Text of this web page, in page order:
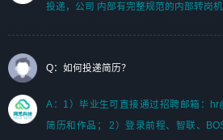
投递，公司 内部有完整规范的内部转岗
Q：如何投递简历？
A：1）毕业生可直接通过招聘邮箱：
简历和作品； 2）登录前程、智联、